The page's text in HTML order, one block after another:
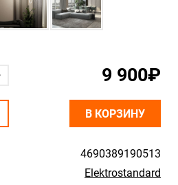
4690389190513
Elektrostandard
9 900₽
В КОРЗИНУ